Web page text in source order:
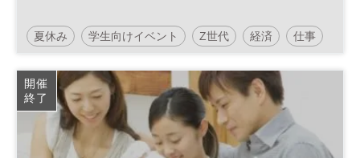
夏休み 学生向けイベント Z世代 経済 仕事
キャリア 社会 日経エデュケーションチャレンジ
高校生 社会学習 キャリア教育 企業研究
自由研究 セミナー
開催
終了